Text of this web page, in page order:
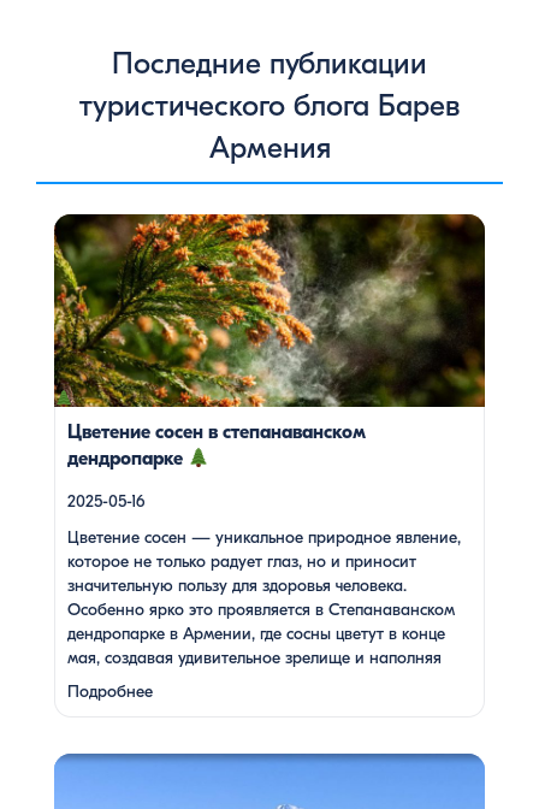
Последние публикации
туристического блога Барев
Армения
Цветение сосен — уникальное природное явление,
которое не только радует глаз, но и приносит
значительную пользу для здоровья человека. Особенно
ярко это проявляется в Степанаванском дендропарке в
Армении, где сосны цветут в конце мая, создавая
удивительное зрелище и наполняя воздух целебными
веществами.Степанаванский дендропарк: жемчужина
Лорийской области Степанаванский дендропарк, также
Цветение сосен в степанаванском
дендропарке
2025-05-16
Цветение сосен — уникальное природное явление,
которое не только радует глаз, но и приносит
значительную пользу для здоровья человека.
Особенно ярко это проявляется в Степанаванском
дендропарке в Армении, где сосны цветут в конце
мая, создавая удивительное зрелище и наполняя
воздух целебными веществами.
дендропарк: жемчужина Лорийской области
«Сочут» (в …
Подробнее
Одна из туристок, вдохновившись поездкой с Barev